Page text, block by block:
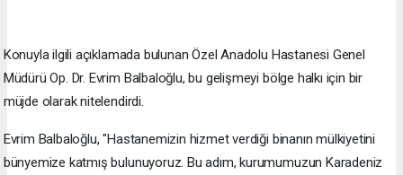
​Konuyla ilgili açıklamada bulunan Özel Anadolu Hastanesi Genel
Müdürü Op. Dr. Evrim Balbaloğlu, bu gelişmeyi bölge halkı için bir
müjde olarak nitelendirdi.
Evrim Balbaloğlu, "Hastanemizin hizmet verdiği binanın mülkiyetini
bünyemize katmış bulunuyoruz. Bu adım, kurumumuzun Karadeniz